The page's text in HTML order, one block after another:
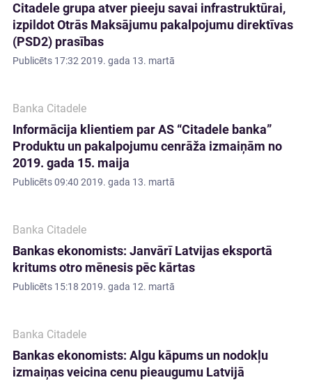
Citadele grupa atver pieeju savai infrastruktūrai,
izpildot Otrās Maksājumu pakalpojumu direktīvas
(PSD2) prasības
Publicēts 17:32 2019. gada 13. martā
Banka Citadele
Informācija klientiem par AS “Citadele banka”
Produktu un pakalpojumu cenrāža izmaiņām no
2019. gada 15. maija
Publicēts09:40 2019. gada 13. martā
Banka Citadele
Bankas ekonomists: Janvārī Latvijas eksportā
kritums otro mēnesis pēc kārtas
Publicēts 15:18 2019. gada 12. martā
Banka Citadele
Bankas ekonomists: Algu kāpums un nodokļu
izmaiņas veicina cenu pieaugumu Latvijā